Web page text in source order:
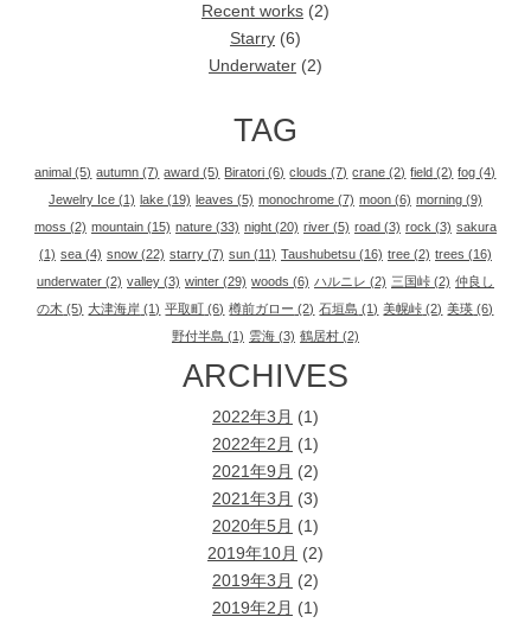
Recent works(2)
Starry(6)
Underwater(2)
TAG
animal (5) autumn (7) award (5) Biratori (6) clouds (7) crane (2) field (2) fog (4)
Jewelry Ice(1) lake(19) leaves (5) monochrome(7) moon(6) morning(9)
moss (2) mountain(15) nature(33) night(20) river(5) road(3) rock (3) sakura
(1) sea(4) snow(22) starry(7) sun(11) Taushubetsu(16) tree(2) trees (16)
underwater(2) valley(3) winter(29) woods (6) ハルニレ (2) 三国峠(2) 仲良し
の木 (5) 大津海岸 (1) 平取町 (6) 樽前ガロー (2) 石垣島 (1) 美幌峠 (2) 美瑛 (6)
野付半島 (1) 雲海(3) 鶴居村(2)
ARCHIVES
2022年3月 (1)
2022年2月 (1)
2021年9月 (2)
2021年3月 (3)
2020年5月 (1)
2019年10月 (2)
2019年3月 (2)
2019年2月 (1)